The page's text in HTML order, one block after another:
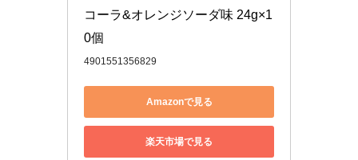
コーラ&オレンジソーダ味 24g×1
0個
4901551356829
Amazonで見る
楽天市場で見る